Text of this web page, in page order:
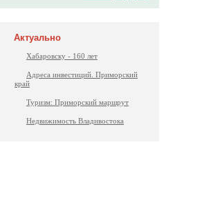
Актуально
Хабаровску - 160 лет
Адреса инвестиций. Приморский
край
Туризм: Приморский маршрут
Недвижимость Владивостока